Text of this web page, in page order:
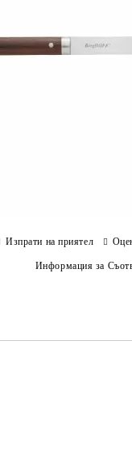
Изпрати на приятел
Информация за